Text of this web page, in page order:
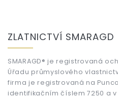
ZLATNICTVÍ SMARAGD
SMARAGD® je registrovaná
Úřadu průmyslového
firma je registrovaná na
identifikačním číslem 7250 a